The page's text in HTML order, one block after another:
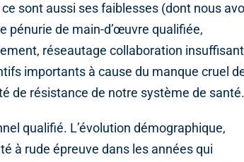
sont aussi ses faiblesses (dont nous
pénurie de main-d’œuvre qualifiée,
réseautage collaboration
importants à cause du manque cruel
de résistance de notre système de santé.
qualifié. L’évolution démographique,
à rude épreuve dans les années qui